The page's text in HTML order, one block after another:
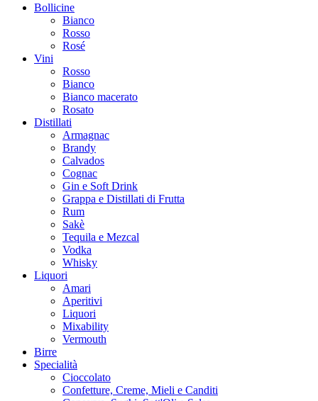
Bollicine
Bianco
Rosso
Rosé
Vini
Rosso
Bianco
Bianco macerato
Rosato
Distillati
Armagnac
Brandy
Calvados
Cognac
Gin e Soft Drink
Grappa e Distillati di Frutta
Rum
Sakè
Tequila e Mezcal
Vodka
Whisky
Liquori
Amari
Aperitivi
Liquori
Mixability
Vermouth
Birre
Specialità
Cioccolato
Confetture, Creme, Mieli e Canditi